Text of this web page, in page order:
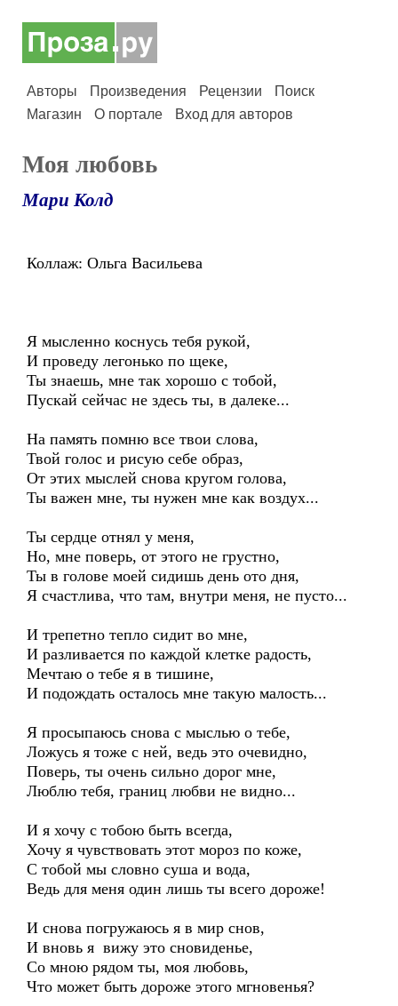
Авторы Произведения Рецензии
Поиск
Магазин
О портале Вход для авторов
Моя любовь
Мари Колд
Коллаж: Ольга Васильева
Я мысленно коснусь тебя рукой,
И проведу легонько по щеке,
Ты знаешь, мне так хорошо с тобой,
Пускай сейчас не здесь ты, в далеке...
На память помню все твои слова,
Твой голос и рисую себе образ,
От этих мыслей снова кругом голова,
Ты важен мне, ты нужен мне как воздух...
Ты сердце отнял у меня,
Но, мне поверь, от этого не грустно,
Ты в голове моей сидишь день ото дня,
Я счастлива, что там, внутри меня, не пусто...
И трепетно тепло сидит во мне,
И разливается по каждой клетке радость,
Мечтаю о тебе я в тишине,
И подождать осталось мне такую малость...
Я просыпаюсь снова с мыслью о тебе,
Ложусь я тоже с ней, ведь это очевидно,
Поверь, ты очень сильно дорог мне,
Люблю тебя, границ любви не видно...
И я хочу с тобою быть всегда,
Хочу я чувствовать этот мороз по коже,
С тобой мы словно суша и вода,
Ведь для меня один лишь ты всего дороже!
И снова погружаюсь я в мир снов,
И вновь я вижу это сновиденье,
Со мною рядом ты, моя любовь,
Что может быть дороже этого мгновенья?